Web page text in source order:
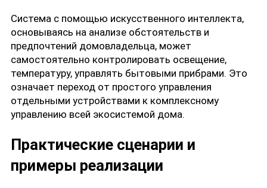
Система с помощью искусственного интеллекта,
основываясь на анализе обстоятельств и
предпочтений домовладельца, может
самостоятельно контролировать освещение,
температуру, управлять бытовыми прибрами. Это
означает переход от простого управления
отдельными устройствами к комплексному
управлению всей экосистемой дома.
Практические сценарии и
примеры реализации